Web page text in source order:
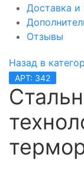
Доставка
Отзывы
Назад в
АРТ: 342